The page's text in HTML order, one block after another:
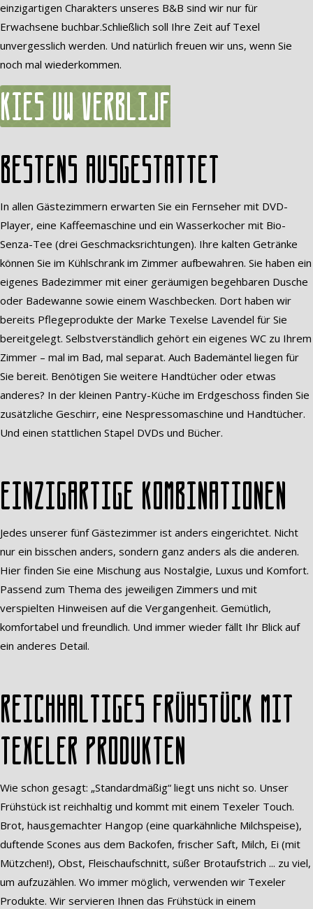
einzigartigen Charakters unseres B&B sind wir nur für
Erwachsene buchbar.Schließlich soll Ihre Zeit auf Texel
unvergesslich werden. Und natürlich freuen wir uns, wenn Sie
noch mal wiederkommen.
Kies uw verblijf
Bestens ausgestattet
In allen Gästezimmern erwarten Sie ein Fernseher mit DVD-
Player, eine Kaffeemaschine und ein Wasserkocher mit Bio-
Senza-Tee (drei Geschmacksrichtungen). Ihre kalten Getränke
können Sie im Kühlschrank im Zimmer aufbewahren. Sie haben ein
eigenes Badezimmer mit einer geräumigen begehbaren Dusche
oder Badewanne sowie einem Waschbecken. Dort haben wir
bereits Pflegeprodukte der Marke Texelse Lavendel für Sie
bereitgelegt. Selbstverständlich gehört ein eigenes WC zu Ihrem
Zimmer – mal im Bad, mal separat. Auch Bademäntel liegen für
Sie bereit. Benötigen Sie weitere Handtücher oder etwas
anderes? In der kleinen Pantry-Küche im Erdgeschoss finden Sie
zusätzliche Geschirr, eine Nespressomaschine und Handtücher.
Und einen stattlichen Stapel DVDs und Bücher.
Einzigartige Kombinationen
Jedes unserer fünf Gästezimmer ist anders eingerichtet. Nicht
nur ein bisschen anders, sondern ganz anders als die anderen.
Hier finden Sie eine Mischung aus Nostalgie, Luxus und Komfort.
Passend zum Thema des jeweiligen Zimmers und mit
verspielten Hinweisen auf die Vergangenheit. Gemütlich,
komfortabel und freundlich. Und immer wieder fällt Ihr Blick auf
ein anderes Detail.
Reichhaltiges Frühstück mit
Texeler Produkten
Wie schon gesagt: „Standardmäßig“ liegt uns nicht so. Unser
Frühstück ist reichhaltig und kommt mit einem Texeler Touch.
Brot, hausgemachter Hangop (eine quarkähnliche Milchspeise),
duftende Scones aus dem Backofen, frischer Saft, Milch, Ei (mit
Mützchen!), Obst, Fleischaufschnitt, süßer Brotaufstrich ... zu viel,
um aufzuzählen. Wo immer möglich, verwenden wir Texeler
Produkte. Wir servieren Ihnen das Frühstück in einem